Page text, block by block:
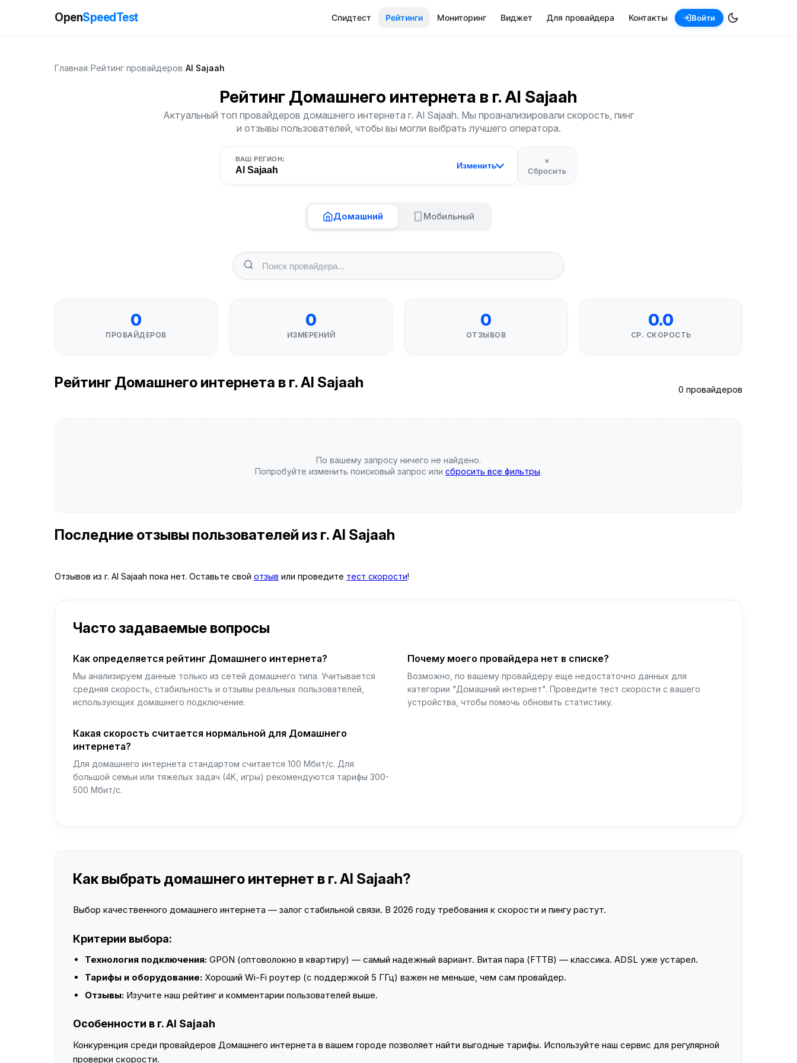
OpenSpeedTest Спидтест Рейтинги Мониторинг Виджет Для провайдера Контакты Войти
Главная Рейтинг провайдеров Al Sajaah
Рейтинг Домашнего интернета в г. Al Sajaah
Актуальный топ провайдеров домашнего интернета г. Al Sajaah. Мы проанализировали скорость, пинг
и отзывы пользователей, чтобы вы могли выбрать лучшего оператора.
ВАШ РЕГИОН:
Al Sajaah Изменить
×
Сбросить
Домашний Мобильный
0
ПРОВАЙДЕРОВ
0
ИЗМЕРЕНИЙ
0
ОТЗЫВОВ
0.0
СР. СКОРОСТЬ
Рейтинг Домашнего интернета в г. Al Sajaah 0 провайдеров
По вашему запросу ничего не найдено.
Попробуйте изменить поисковый запрос или сбросить все фильтры.
Последние отзывы пользователей из г. Al Sajaah
Отзывов из г. Al Sajaah пока нет. Оставьте свой отзыв или проведите тест скорости!
Часто задаваемые вопросы
Как определяется рейтинг Домашнего интернета?
Мы анализируем данные только из сетей домашнего типа. Учитывается
средняя скорость, стабильность и отзывы реальных пользователей,
использующих домашнего подключение.
Почему моего провайдера нет в списке?
Возможно, по вашему провайдеру еще недостаточно данных для
категории "Домашний интернет". Проведите тест скорости с вашего
устройства, чтобы помочь обновить статистику.
Какая скорость считается нормальной для Домашнего
интернета?
Для домашнего интернета стандартом считается 100 Мбит/с. Для
большой семьи или тяжелых задач (4K, игры) рекомендуются тарифы 300-
500 Мбит/с.
Как выбрать домашнего интернет в г. Al Sajaah?
Выбор качественного домашнего интернета — залог стабильной связи. В 2026 году требования к скорости и пингу растут.
Критерии выбора:
Технология подключения: GPON (оптоволокно в квартиру) — самый надежный вариант. Витая пара (FTTB) — классика. ADSL уже устарел.
Тарифы и оборудование: Хороший Wi-Fi роутер (с поддержкой 5 ГГц) важен не меньше, чем сам провайдер.
Отзывы: Изучите наш рейтинг и комментарии пользователей выше.
Особенности в г. Al Sajaah
Конкуренция среди провайдеров Домашнего интернета в вашем городе позволяет найти выгодные тарифы. Используйте наш сервис для регулярной
проверки скорости.